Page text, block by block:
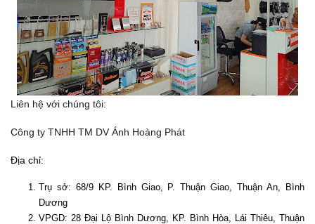
Liên hệ với chúng tôi:
Công ty TNHH TM DV Ánh Hoàng Phát
Địa chỉ:
Trụ sở: 68/9 KP. Bình Giao, P. Thuận Giao, Thuận An, Bình
Dương
VPGD: 28 Đại Lộ Bình Dương, KP. Bình Hòa, Lái Thiêu, Thuận